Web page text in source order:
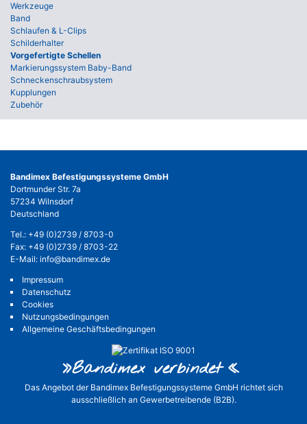
Werkzeuge
Band
Schlaufen & L-Clips
Schilderhalter
Vorgefertigte Schellen
Markierungssystem Baby-Band
Schneckenschraubsystem
Kupplungen
Zubehör
Bandimex Befestigungssysteme GmbH
Dortmunder Str. 7a
57234 Wilnsdorf
Deutschland
Tel.: +49 (0)2739 / 8703-0
Fax: +49 (0)2739 / 8703-22
E-Mail: info@bandimex.de
Impressum
Datenschutz
Cookies
Nutzungsbedingungen
Allgemeine Geschäftsbedingungen
»Bandimex verbindet«
Das Angebot der Bandimex Befestigungssysteme GmbH richtet sich
ausschließlich an Gewerbetreibende (B2B).